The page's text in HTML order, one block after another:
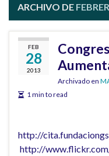
ARCHIVO DE
FEB
28
2013
Archivado en
1 min to read
http://
http://